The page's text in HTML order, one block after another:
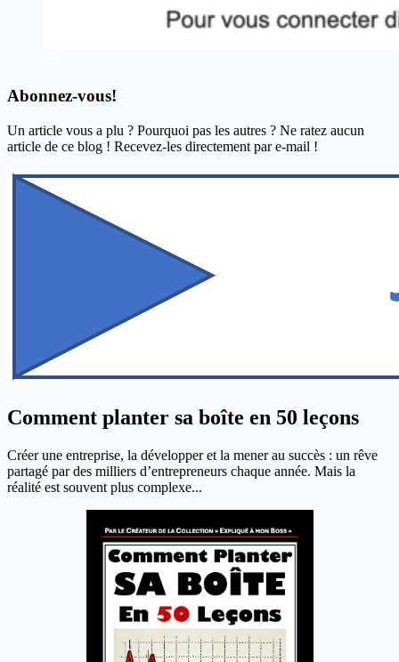
Abonnez-vous!
Un article vous a plu ? Pourquoi pas les autres ? Ne ratez aucun
article de ce blog ! Recevez-les directement par e-mail !
Comment planter sa boîte en 50 leçons
Créer une entreprise, la développer et la mener au succès : un rêve
partagé par des milliers d’entrepreneurs chaque année. Mais la
réalité est souvent plus complexe...